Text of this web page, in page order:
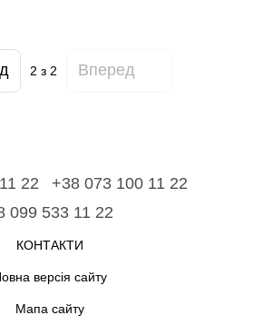
2 з 2 Вперед
22
+38 073 100 11 22
099 533 11 22
КОНТАКТИ
версія сайту
Мапа сайту